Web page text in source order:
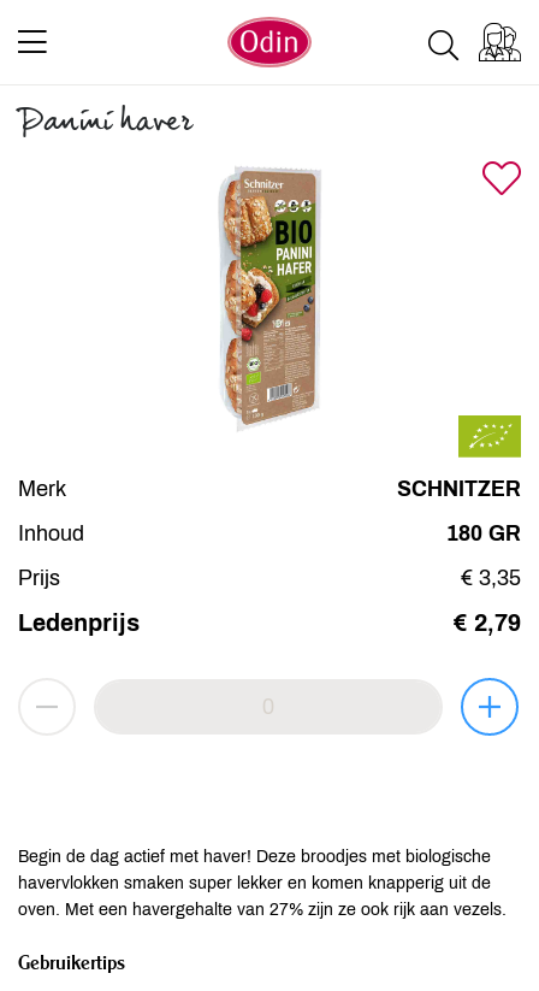
Panini haver
Merk
SCHNITZER
Inhoud
180 GR
Prijs
€ 3,35
Ledenprijs € 2,79
Begin de dag actief met haver! Deze broodjes met biologische
havervlokken smaken super lekker en komen knapperig uit de
oven. Met een havergehalte van 27% zijn ze ook rijk aan vezels.
Gebruikertips